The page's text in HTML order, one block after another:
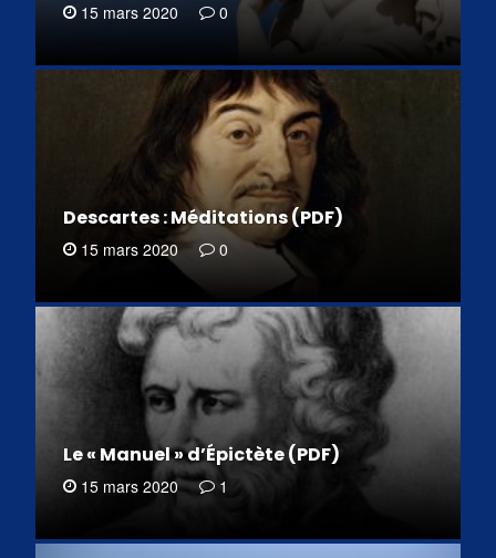
15 mars 2020 0
Descartes : Méditations (PDF)
15 mars 2020 0
Le « Manuel » d’Épictète (PDF)
15 mars 2020 1